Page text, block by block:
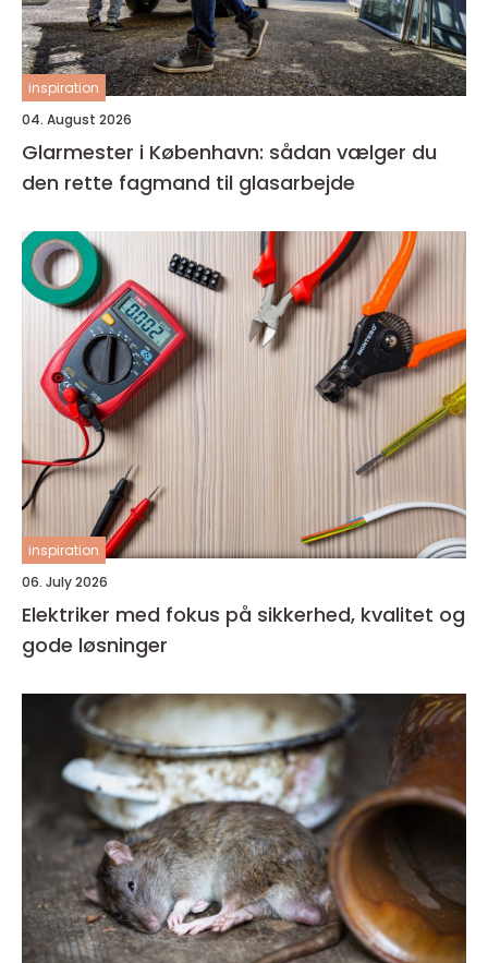
inspiration
04. August 2026
Glarmester i København: sådan vælger du
den rette fagmand til glasarbejde
inspiration
06. July 2026
Elektriker med fokus på sikkerhed, kvalitet og
gode løsninger